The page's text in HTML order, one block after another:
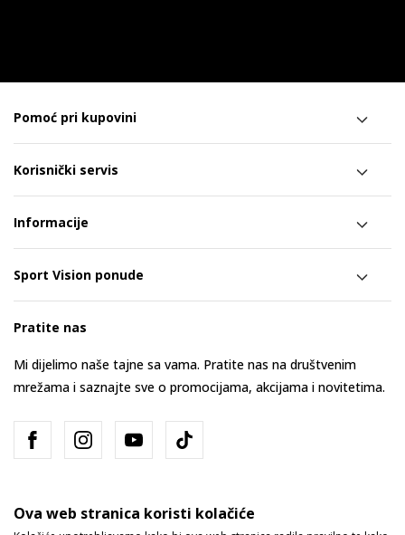
Pomoć pri kupovini
Korisnički servis
Informacije
Sport Vision ponude
Pratite nas
Mi dijelimo naše tajne sa vama. Pratite nas na društvenim
mrežama i saznajte sve o promocijama, akcijama i novitetima.
Ova web stranica koristi kolačiće